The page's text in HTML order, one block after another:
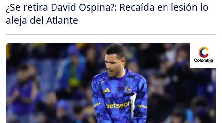
¿Se retira David Ospina?: Recaída en lesión lo
aleja del Atlante